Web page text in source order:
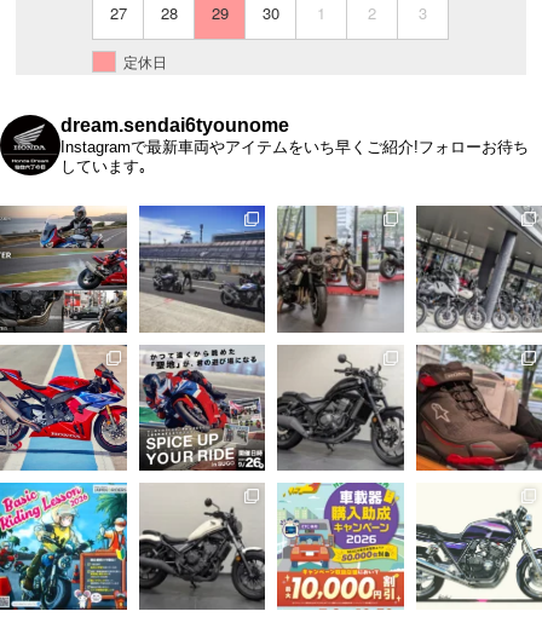
27 28 29 30 1 2 3
定休日
dream.sendai6tyounome
Instagramで最新車両やアイテムをいち早くご紹介!フォローお待ち
しています｡